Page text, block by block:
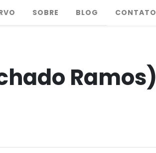
SOBRE BLOG CONTATO
Ramos)